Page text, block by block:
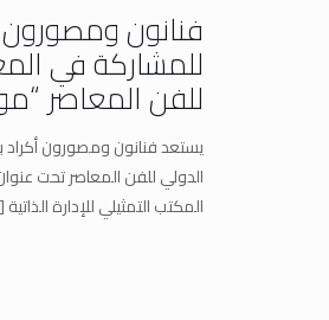
فنانون
للمشاركة في
للفن المعاصر
يستعد فنانون ومصورون
الدولي للفن المعاصر تحت
المكتب التمثيلي للإدارة الذاتية